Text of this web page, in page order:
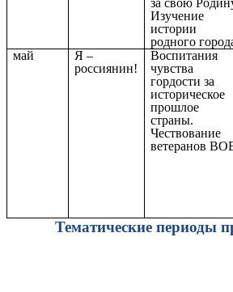
за свою
Изучение
истории
родного
май
Я –
россиянин!
Воспитания
чувства
гордости за
историческое
прошлое
страны.
Чествование
ветеранов
Тематические периоды